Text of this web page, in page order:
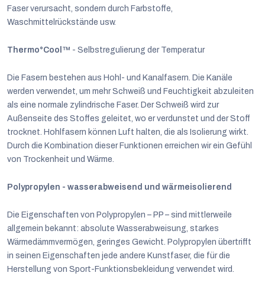
Faser verursacht, sondern durch Farbstoffe,
Waschmittelrückstände usw.
Thermo°Cool™ - Selbstregulierung der Temperatur
Die Fasern bestehen aus Hohl- und Kanalfasern. Die Kanäle
werden verwendet, um mehr Schweiß und Feuchtigkeit abzuleiten
als eine normale zylindrische Faser. Der Schweiß wird zur
Außenseite des Stoffes geleitet, wo er verdunstet und der Stoff
trocknet. Hohlfasern können Luft halten, die als Isolierung wirkt.
Durch die Kombination dieser Funktionen erreichen wir ein Gefühl
von Trockenheit und Wärme.
Polypropylen - wasserabweisend und wärmeisolierend
Die Eigenschaften von Polypropylen – PP – sind mittlerweile
allgemein bekannt: absolute Wasserabweisung, starkes
Wärmedämmvermögen, geringes Gewicht. Polypropylen übertrifft
in seinen Eigenschaften jede andere Kunstfaser, die für die
Herstellung von Sport-Funktionsbekleidung verwendet wird.